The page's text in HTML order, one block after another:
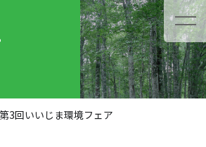
第3回いいじま環境フェア